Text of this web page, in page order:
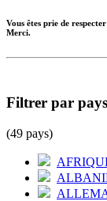
Vous êtes prie de
Merci.
Filtrer par pays
(49 pays)